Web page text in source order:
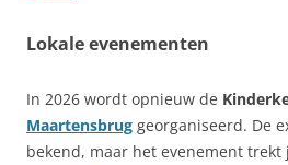
Lokale evenementen
In 2026 wordt opnieuw de
Maartensbrug georganiseerd. De
bekend, maar het evenement trekt